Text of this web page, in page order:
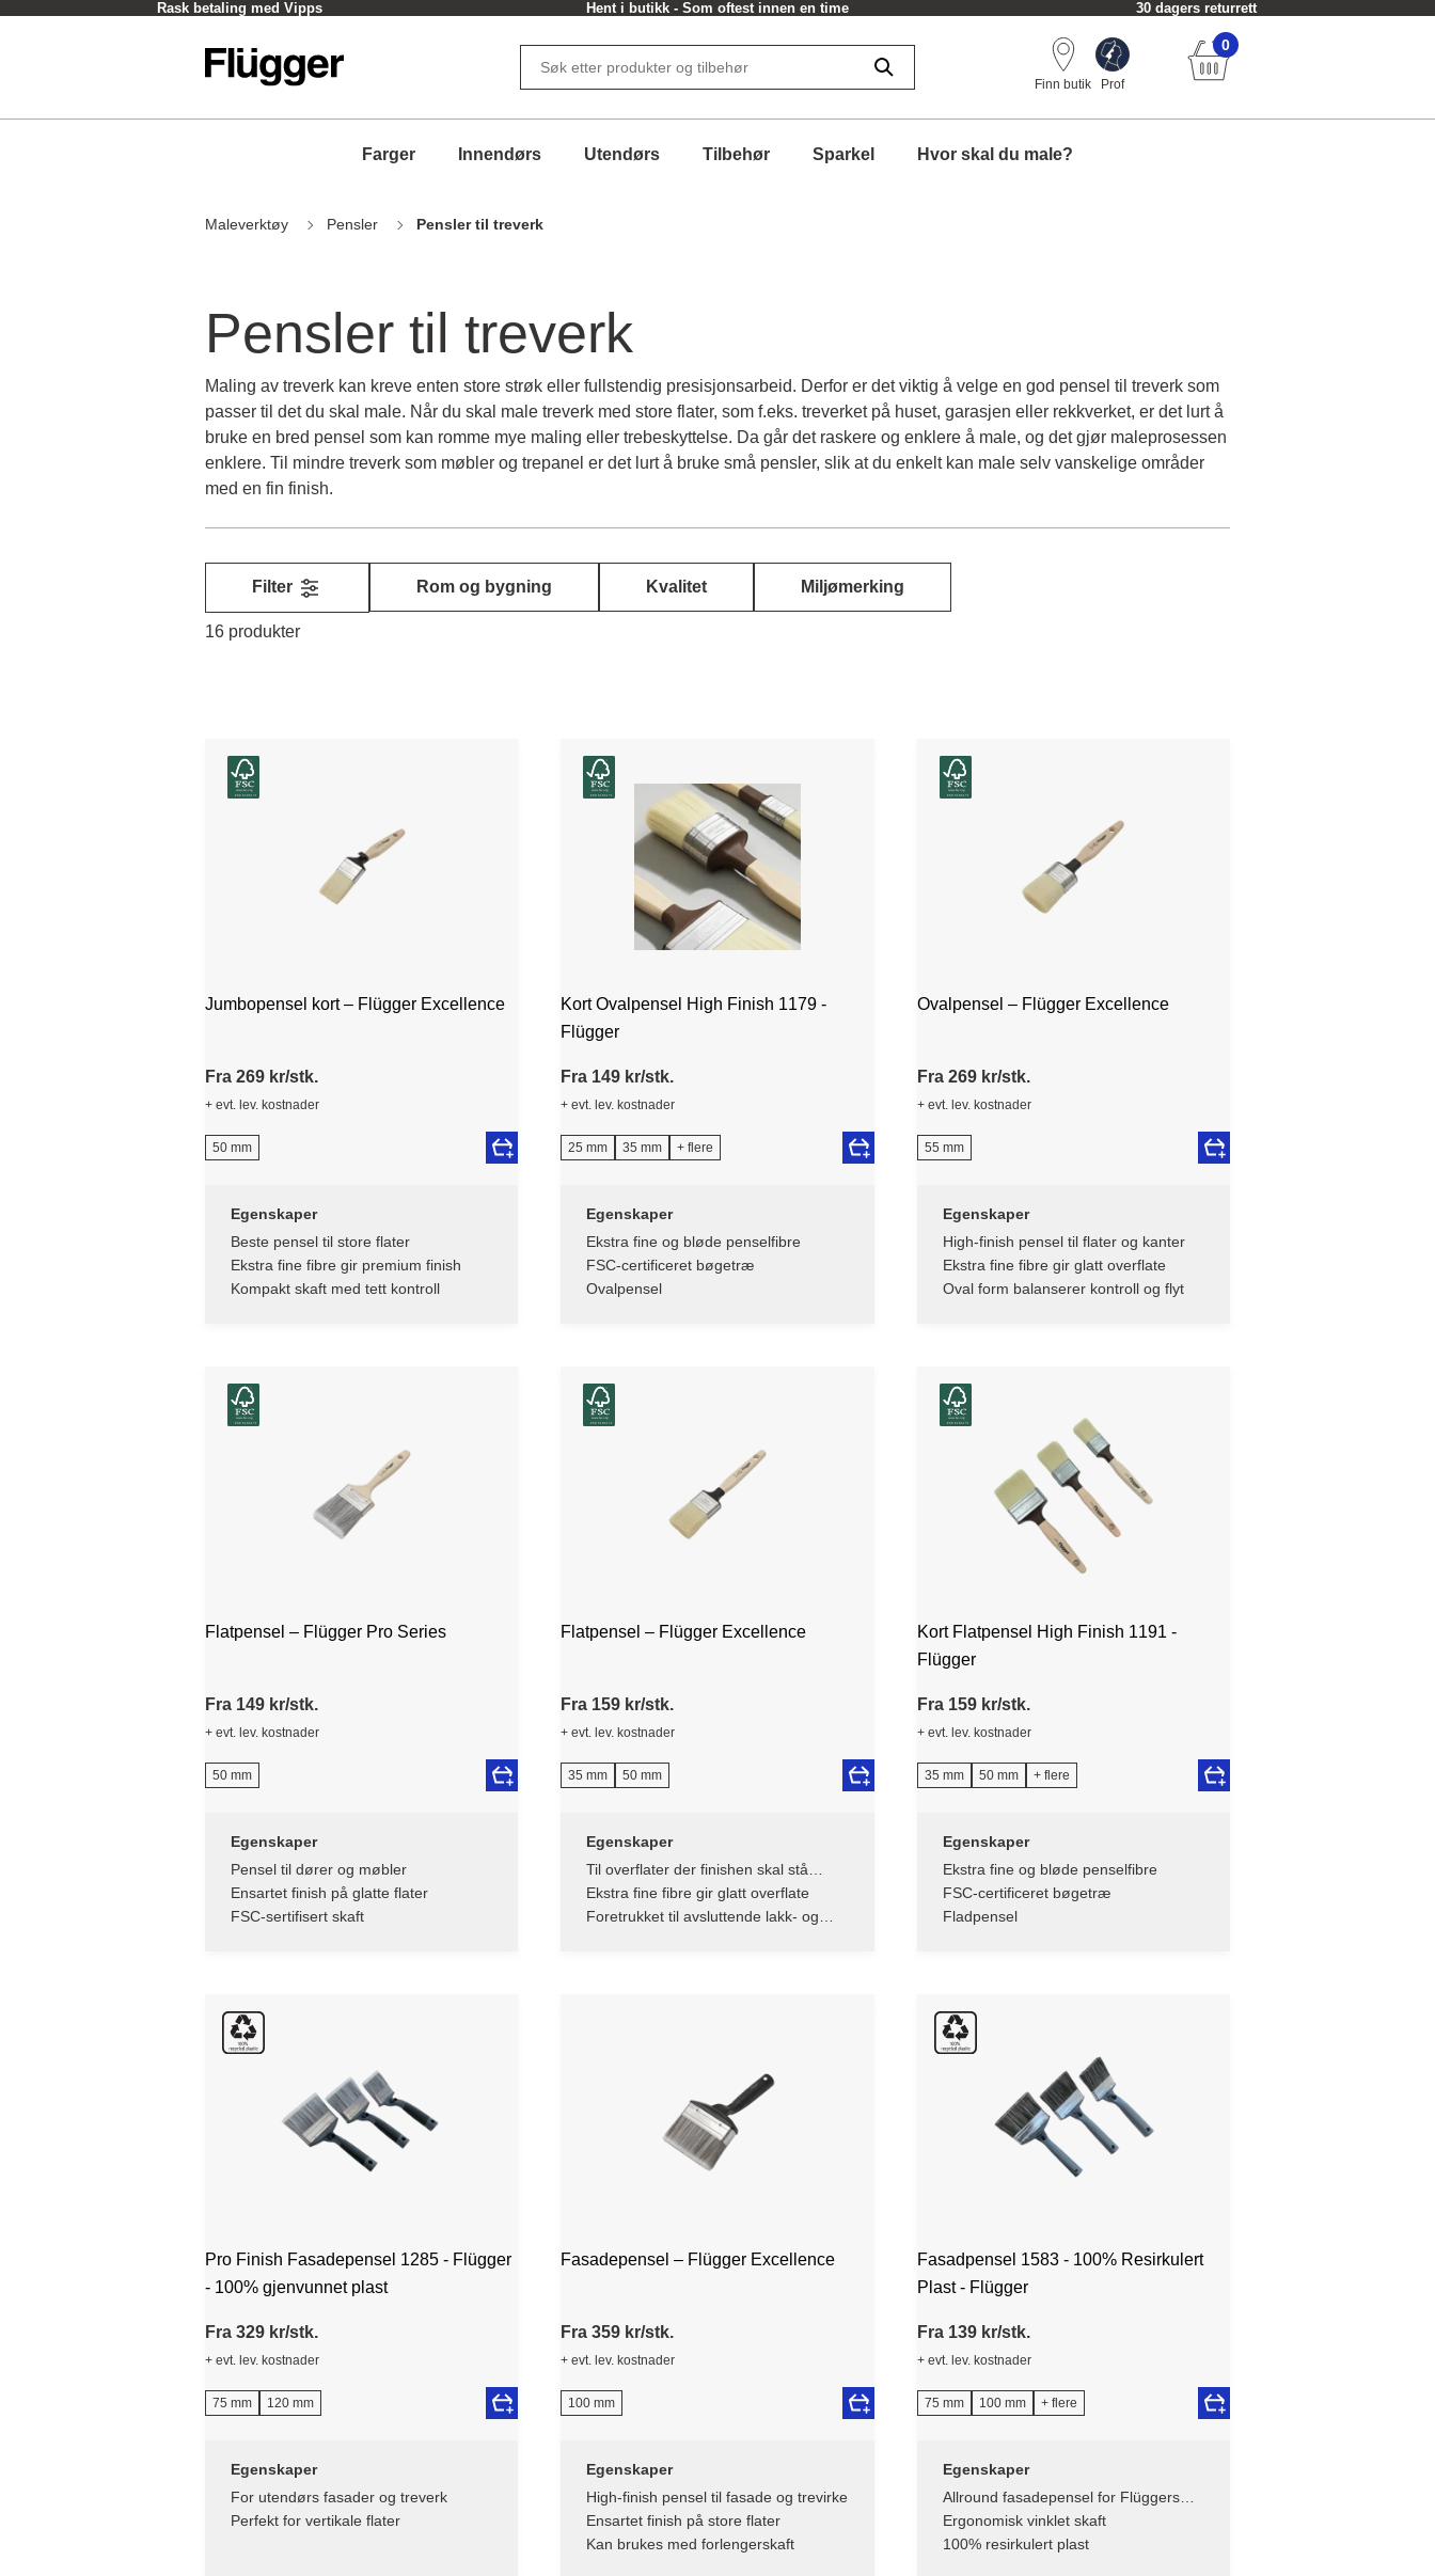
Rask betaling med Vipps Hent i butikk - Som oftest innen en time 30 dagers returrett
Finn butik Prof
0
Farger Innendørs Utendørs Tilbehør Sparkel Hvor skal du male?
Maleverktøy Pensler Pensler til treverk
Pensler til treverk
Maling av treverk kan kreve enten store strøk eller fullstendig presisjonsarbeid. Derfor er det viktig å velge en god pensel til treverk som
passer til det du skal male. Når du skal male treverk med store flater, som f.eks. treverket på huset, garasjen eller rekkverket, er det lurt å
bruke en bred pensel som kan romme mye maling eller trebeskyttelse. Da går det raskere og enklere å male, og det gjør maleprosessen
enklere. Til mindre treverk som møbler og trepanel er det lurt å bruke små pensler, slik at du enkelt kan male selv vanskelige områder
med en fin finish.
16 produkter
Filter Rom og bygning Kvalitet Miljømerking
Jumbopensel kort – Flügger Excellence
Fra 269 kr/stk.
+ evt. lev. kostnader
50 mm
Egenskaper
Beste pensel til store flater
Ekstra fine fibre gir premium finish
Kompakt skaft med tett kontroll
Kort Ovalpensel High Finish 1179 -
Flügger
Fra 149 kr/stk.
+ evt. lev. kostnader
25 mm 35 mm + flere
Egenskaper
Ekstra fine og bløde penselfibre
FSC-certificeret bøgetræ
Ovalpensel
Ovalpensel – Flügger Excellence
Fra 269 kr/stk.
+ evt. lev. kostnader
55 mm
Egenskaper
High-finish pensel til flater og kanter
Ekstra fine fibre gir glatt overflate
Oval form balanserer kontroll og flyt
Flatpensel – Flügger Pro Series
Fra 149 kr/stk.
+ evt. lev. kostnader
50 mm
Egenskaper
Pensel til dører og møbler
Ensartet finish på glatte flater
FSC-sertifisert skaft
Flatpensel – Flügger Excellence
Fra 159 kr/stk.
+ evt. lev. kostnader
35 mm 50 mm
Egenskaper
Til overflater der finishen skal stå
perfekt
Ekstra fine fibre gir glatt overflate
Foretrukket til avsluttende lakk- og
Kort Flatpensel High Finish 1191 -
Flügger
Fra 159 kr/stk.
+ evt. lev. kostnader
35 mm 50 mm + flere
Egenskaper
Ekstra fine og bløde penselfibre
FSC-certificeret bøgetræ
Fladpensel
Pro Finish Fasadepensel 1285 - Flügger
- 100% gjenvunnet plast
Fra 329 kr/stk.
+ evt. lev. kostnader
75 mm 120 mm
Egenskaper
For utendørs fasader og treverk
Perfekt for vertikale flater
Fasadepensel – Flügger Excellence
Fra 359 kr/stk.
+ evt. lev. kostnader
100 mm
Egenskaper
High-finish pensel til fasade og trevirke
Ensartet finish på store flater
Kan brukes med forlengerskaft
Fasadpensel 1583 - 100% Resirkulert
Plast - Flügger
Fra 139 kr/stk.
+ evt. lev. kostnader
75 mm 100 mm + flere
Egenskaper
Allround fasadepensel for Flüggers
fasadeprodukter
Ergonomisk vinklet skaft
100% resirkulert plast